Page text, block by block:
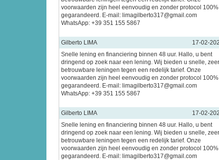
voorwaarden zijn heel eenvoudig en zonder protocol 100%
gegarandeerd. E-mail: limagilberto317@gmail.com
WhatsApp: +39 351 155 5867
Gilberto LIMA
17-02-
Snelle lening en financiering binnen 48 uur. Hallo, u bent
dringend op zoek naar een lening. Wij bieden u snelle, zeer
betrouwbare leningen tegen een redelijk tarief. Onze
voorwaarden zijn heel eenvoudig en zonder protocol 100%
gegarandeerd. E-mail: limagilberto317@gmail.com
WhatsApp: +39 351 155 5867
Gilberto LIMA
17-02-
Snelle lening en financiering binnen 48 uur. Hallo, u bent
dringend op zoek naar een lening. Wij bieden u snelle, zeer
betrouwbare leningen tegen een redelijk tarief. Onze
voorwaarden zijn heel eenvoudig en zonder protocol 100%
gegarandeerd. E-mail: limagilberto317@gmail.com